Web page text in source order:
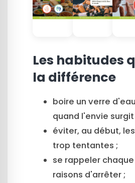
Les habitudes
la différence
boire un verre
quand l'envie surgit
éviter, au début,
trop tentantes ;
se rappeler
raisons d'arrêter ;